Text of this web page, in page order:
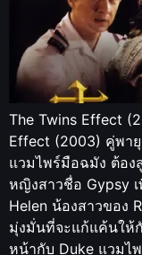
The Twins Effect
Effect (2003) คู่พายุ
แวมไพร์มือฉมัง ต้อง
หญิงสาวชื่อ Gypsy
Helen น้องสาวของ
มุ่งมั่นที่จะแก้แค้นให้
หน้ากับ Duke แวมไ